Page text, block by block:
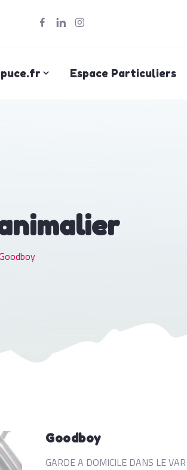
Espace Particuliers
Goodboy
GARDE A DOMICILE DANS LE